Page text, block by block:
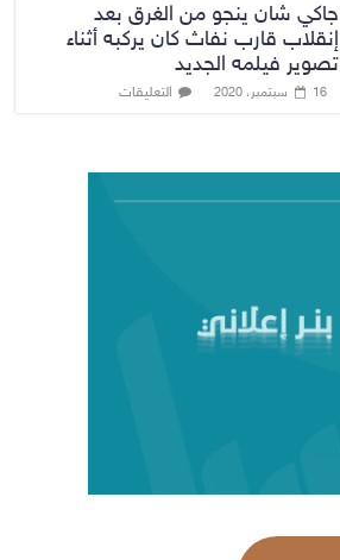
جاكي شان ينجو من الغرق بعد
إنقلاب قارب نفاث كان يركبه أثناء
تصوير فيلمه الجديد
16 سبتمبر، 2020 التعليقات